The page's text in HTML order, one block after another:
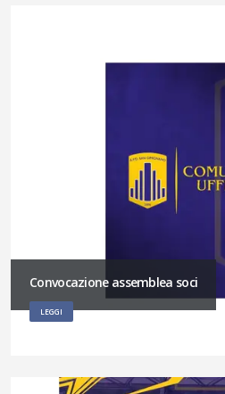
Convocazione assemblea soci
LEGGI